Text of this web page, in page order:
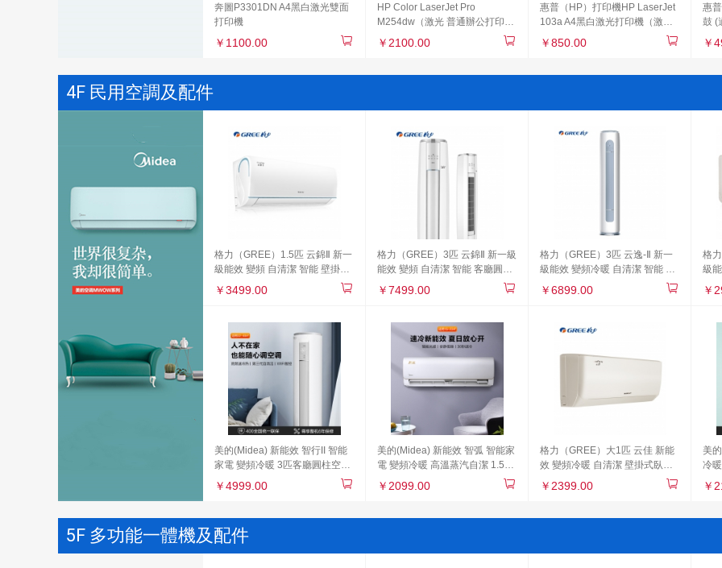
奔圖P3301DN A4黑白激光雙面
打印機
￥1100.00
HP Color LaserJet Pro
M254dw（激光 普通辦公打印機
￥2100.00
惠普（HP）打印機HP LaserJet
103a A4黑白激光打印機（激光
普通辦公打印機 黑白 20-29）
￥850.00
惠
鼓 (
列）
￥
4F 民用空調及配件
格力（GREE）1.5匹 云錦Ⅱ 新一
級能效 變頻 自清潔 智能 壁掛式
臥室空調掛機(KFR-
￥3499.00
格力（GREE）3匹 云錦Ⅱ 新一級
能效 變頻 自清潔 智能 客廳圓柱
空調立式柜機(KFR-
￥7499.00
格力（GREE）3匹 云逸-Ⅱ 新一
級能效 變頻冷暖 自清潔 智能 圓
柱空調立式柜機KFR-
￥6899.00
格
級
空
￥
美的(Midea) 新能效 智行II 智能
家電 變頻冷暖 3匹客廳圓柱空調
￥4999.00
美的(Midea) 新能效 智弧 智能家
電 變頻冷暖 高溫蒸汽自潔 1.5匹
壁掛式空調KFR-35GW/N8MJA3
￥2099.00
格力（GREE）大1匹 云佳 新能
效 變頻冷暖 自清潔 壁掛式臥室
空調掛機(KFR-26GW/NhGc3B
珊瑚玉色)
￥2399.00
美
冷
￥
5F 多功能一體機及配件